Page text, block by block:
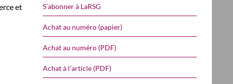
et
S’abonner à LaRSG
Achat au numéro (papier)
Achat au numéro (PDF)
Achat à l’article (PDF)